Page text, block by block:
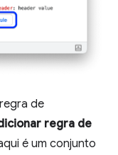
de
regra de
é um conjunto